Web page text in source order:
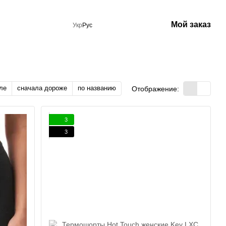
Укр Рус Мой заказ
сначала дороже по названию Отображение:
3
3